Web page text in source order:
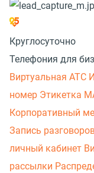
Круглосуточно
Телефония для
Виртуальная АТС
номер Этикетка
Корпоративный
Запись
личный кабинет
рассылки